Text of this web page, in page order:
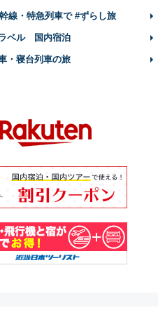
線・特急列車で #ずらし旅
ベル 国内宿泊
・寝台列車の旅